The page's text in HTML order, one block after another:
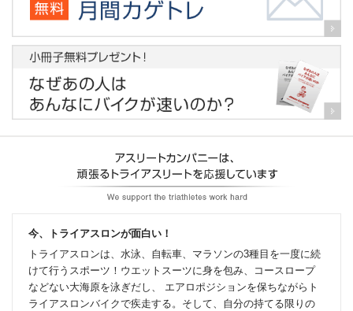
今、トライアスロンが面白い！
トライアスロンは、水泳、自転車、マラソンの3種目を一度に続
けて行うスポーツ！ウエットスーツに身を包み、コースロープ
などない大海原を泳ぎだし、 エアロポジションを保ちながらト
ライアスロンバイクで疾走する。そして、自分の持てる限りの